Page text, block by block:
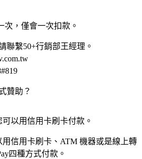
次，僅會一次扣款。
聯繫50+行銷部王經理。
贊助？
可以用信用卡刷卡付款。
用信用卡刷卡、ATM 機器或是線上轉
四種方式付款。